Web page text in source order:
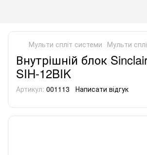
Мульти спліт системи Мульти
Внутрішній блок
SIH-12BIK
Артикул: 001113 Написати відгук